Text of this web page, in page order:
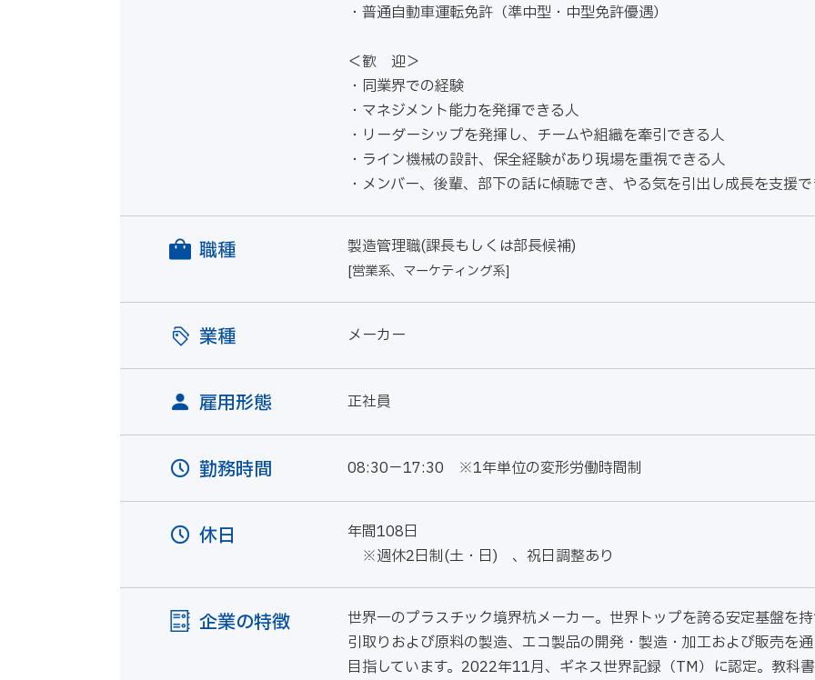
・普通自動車運転免許（準中型・中型免許優遇）
＜歓 迎＞
・同業界での経験
・マネジメント能力を発揮できる人
・リーダーシップを発揮し、チームや組織を牽引できる人
・ライン機械の設計、保全経験があり現場を重視できる人
・メンバー、後輩、部下の話に傾聴でき、やる気を引出し成長を支援
職種 製造管理職(課長もしくは部長候補)
[営業系、マーケティング系]
業種 メーカー
雇用形態 正社員
勤務時間 08:30－17:30 ※1年単位の変形労働時間制
休日
年間108日
※週休2日制(土・日) 、祝日調整あり
企業の特徴
世界一のプラスチック境界杭メーカー。世界トップを誇る安定基盤を
引取りおよび原料の製造、エコ製品の開発・製造・加工および販売を
目指しています。2022年11月、ギネス世界記録（TM）に認定。教科